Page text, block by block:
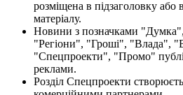
розміщена в підзаголовку або
матеріалу.
Новини з позначками
"Регіони", "Гроші", "Влада",
"Спецпроекти", "Промо"
реклами.
Розділ Спецпроекти